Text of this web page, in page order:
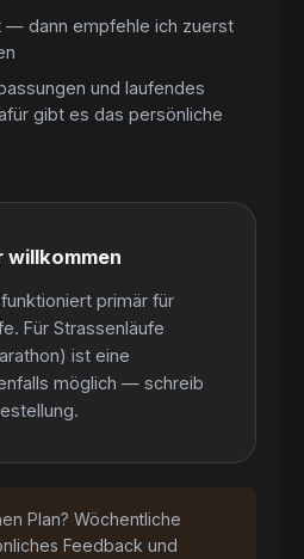
— dann empfehle ich zuerst
und laufendes
gibt es das persönliche
primär für
Für Strassenläufe
ist eine
möglich — schreib
Plan? Wöchentliche
Feedback und